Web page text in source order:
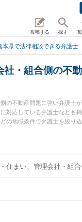
投稿する 探す
本県で法律相談できる弁護士
社・組合側の不
の不動産問題に強い弁護士
対応している弁護士なども
の地域条件で弁護士を絞り
や家賃交渉、不動産契約解
。特に熊本セントラル法律
理会社・組合側の不動産問
理会社・組合側の不動産問
したい』『初回相談無料で
住まい、管理会社・組合